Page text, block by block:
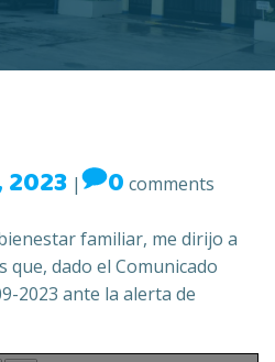
| 0 comments
familiar, me dirijo a
dado el Comunicado
2023 ante la alerta de